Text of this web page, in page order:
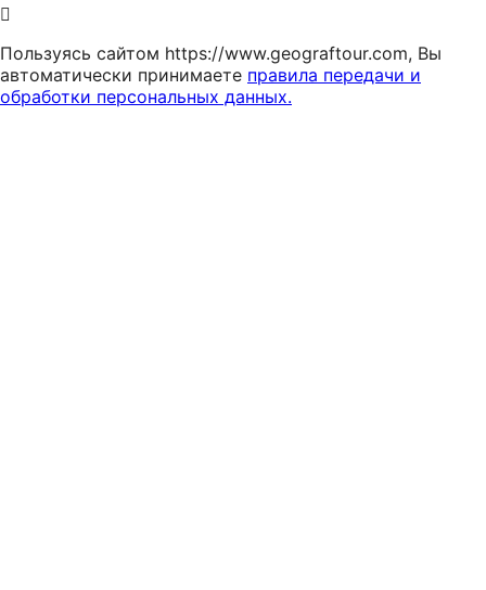
Пользуясь сайтом https://www.geograftour.com, Вы
автоматически принимаете правила передачи и
обработки персональных данных.